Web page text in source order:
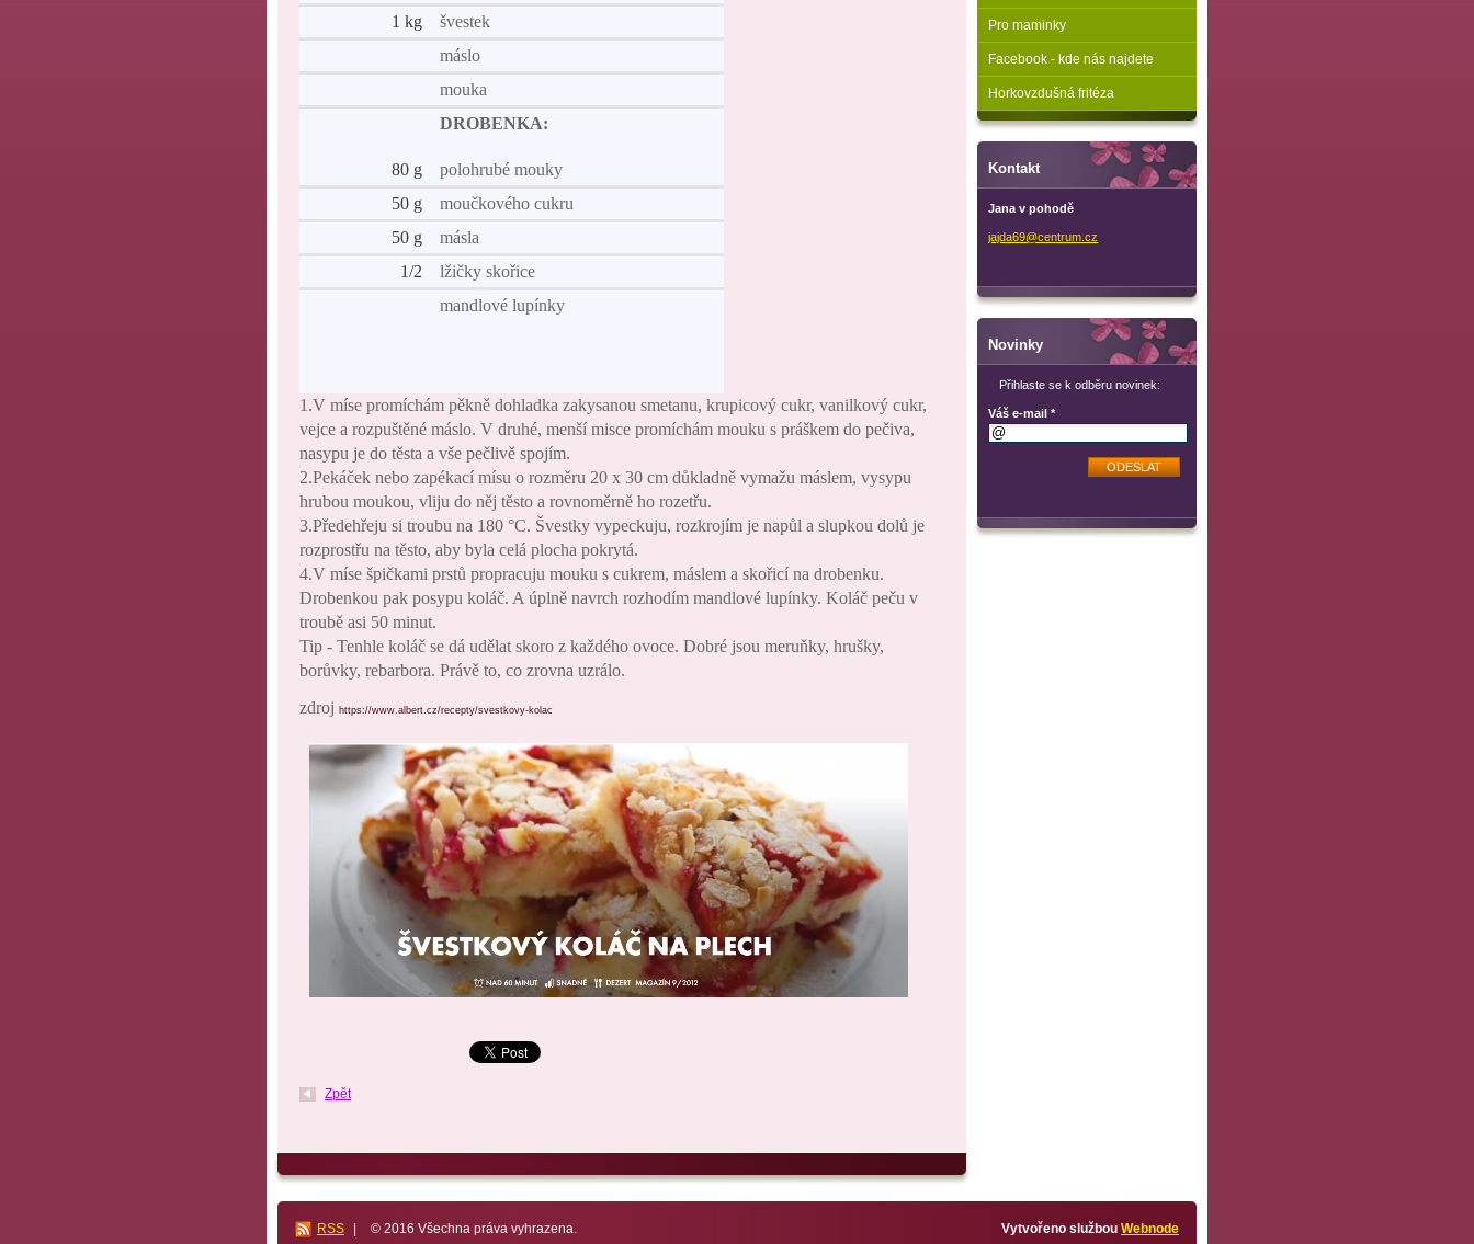
1 kg
švestek
máslo
mouka
DROBENKA:
80 g
polohrubé mouky
50 g
moučkového cukru
50 g
másla
1/2
lžičky skořice
mandlové lupínky
1.V míse promíchám pěkně dohladka zakysanou smetanu, krupicový cukr, vanilkový cukr,
vejce a rozpuštěné máslo. V druhé, menší misce promíchám mouku s práškem do pečiva,
nasypu je do těsta a vše pečlivě spojím.
2.Pekáček nebo zapékací mísu o rozměru 20 x 30 cm důkladně vymažu máslem, vysypu
hrubou moukou, vliju do něj těsto a rovnoměrně ho rozetřu.
3.Předehřeju si troubu na 180 °C. Švestky vypeckuju, rozkrojím je napůl a slupkou dolů je
rozprostřu na těsto, aby byla celá plocha pokrytá.
4.V míse špičkami prstů propracuju mouku s cukrem, máslem a skořicí na drobenku.
Drobenkou pak posypu koláč. A úplně navrch rozhodím mandlové lupínky. Koláč peču v
troubě asi 50 minut.
Tip - Tenhle koláč se dá udělat skoro z každého ovoce. Dobré jsou meruňky, hrušky,
borůvky, rebarbora. Právě to, co zrovna uzrálo.
zdroj https://www.albert.cz/recepty/svestkovy-kolac
Zpět
Pro maminky
Facebook - kde nás najdete
Horkovzdušná fritéza
Kontakt
Jana v pohodě
jajda69@centrum. cz
Novinky
Přihlaste se k odběru novinek:
Váš e-mail *
RSS © 2016 Všechna práva vyhrazena. Vytvořeno službou Webnode